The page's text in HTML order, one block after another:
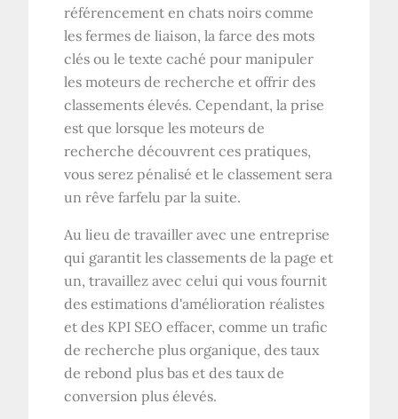
référencement en chats noirs comme
les fermes de liaison, la farce des mots
clés ou le texte caché pour manipuler
les moteurs de recherche et offrir des
classements élevés. Cependant, la prise
est que lorsque les moteurs de
recherche découvrent ces pratiques,
vous serez pénalisé et le classement sera
un rêve farfelu par la suite.
Au lieu de travailler avec une entreprise
qui garantit les classements de la page et
un, travaillez avec celui qui vous fournit
des estimations d'amélioration réalistes
et des KPI SEO effacer, comme un trafic
de recherche plus organique, des taux
de rebond plus bas et des taux de
conversion plus élevés.